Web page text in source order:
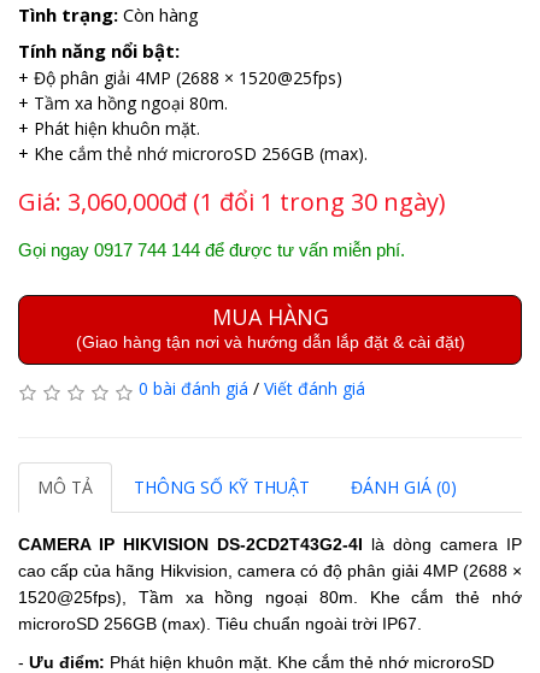
Tình trạng: Còn hàng
Tính năng nổi bật:
+ Độ phân giải 4MP (2688 × 1520@25fps)
+ Tầm xa hồng ngoại 80m.
+ Phát hiện khuôn mặt.
+ Khe cắm thẻ nhớ microroSD 256GB (max).
Giá: 3,060,000đ (1 đổi 1 trong 30 ngày)
Gọi ngay 0917 744 144 để được tư vấn miễn phí.
MUA HÀNG
(Giao hàng tận nơi và hướng dẫn lắp đặt & cài đặt)
0 bài đánh giá / Viết đánh giá
MÔ TẢ THÔNG SỐ KỸ THUẬT ĐÁNH GIÁ (0)
CAMERA IP HIKVISION DS-2CD2T43G2-4I là dòng camera IP
cao cấp của hãng Hikvision, camera có độ phân giải 4MP (2688 ×
1520@25fps), Tầm xa hồng ngoại 80m. Khe cắm thẻ nhớ
microroSD 256GB (max). Tiêu chuẩn ngoài trời IP67.
- Ưu điểm: Phát hiện khuôn mặt. Khe cắm thẻ nhớ microroSD